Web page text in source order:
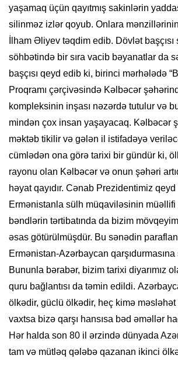
yaşamaq üçün qayıtmış sakinlərin
silinməz izlər qoyub. Onlara mənzillərinin
İlham Əliyev təqdim edib. Dövlət
söhbətində bir sıra vacib bəyanatlar da
başçısı qeyd edib ki, birinci mərhələdə
Proqramı çərçivəsində Kəlbəcər
kompleksinin inşası nəzərdə tutulur və
mindən çox insan yaşayacaq. Kəlbəcər
məktəb tikilir və gələn il istifadəyə
cümlədən ona görə tarixi bir gündür ki,
rayonu olan Kəlbəcər və onun şəhəri
həyat qayıdır. Cənab Prezidentimiz
Ermənistanla sülh müqaviləsinin müəllifi
bəndlərin tərtibatında da bizim
əsas götürülmüşdür. Bu sənədin
Ermənistan-Azərbaycan qarşıdurmasına
Bununla bərabər, bizim tarixi diyarımız
quru bağlantısı da təmin edildi.
ölkədir, güclü ölkədir, heç kimə
vaxtsa bizə qarşı hansısa bəd əməllər
Hər halda son 80 il ərzində dünyada
tam və mütləq qələbə qazanan ikinci ölkə